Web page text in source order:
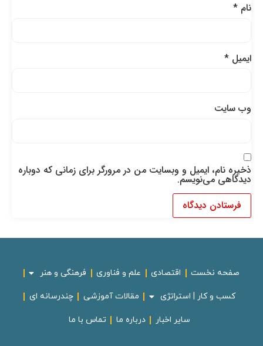
نام *
ایمیل *
وب‌ سایت
ذخیره نام، ایمیل و وبسایت من در مرورگر برای زمانی که دوباره
دیدگاهی می‌نویسم.
صفحه نخست اقتصادی علم و فناوری فرهنگی و هنر
کسب و کار | استراتژی مقالات آموزشی چندرسانه ای
سایر اخبار درباره ما تماس با ما